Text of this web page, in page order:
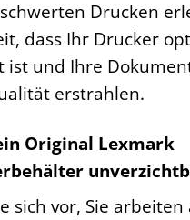
Drucken
dass Ihr Drucker
ist und Ihre
erstrahlen.
Original Lexmark
sich vor, Sie